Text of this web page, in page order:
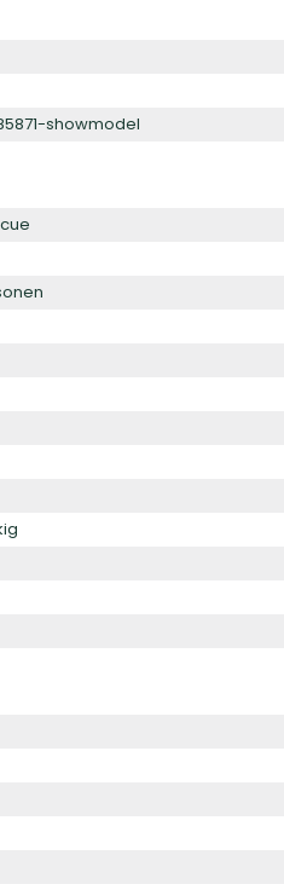
showmodel